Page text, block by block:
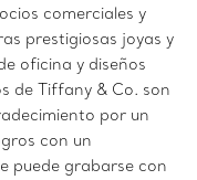
comerciales y
prestigiosas joyas y
oficina y diseños
de Tiffany & Co. son
por un
con un
puede grabarse con